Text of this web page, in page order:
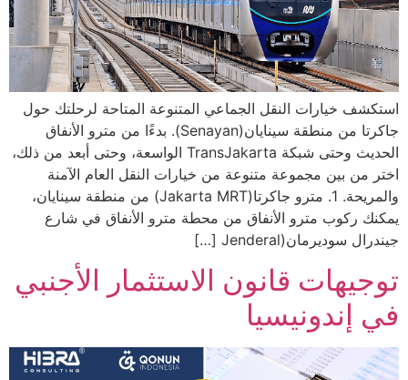
استكشف خيارات النقل الجماعي المتنوعة المتاحة لرحلتك حول
جاكرتا من منطقة سينايان(Senayan). بدءًا من مترو الأنفاق
الحديث وحتى شبكة TransJakarta الواسعة، وحتى أبعد من ذلك،
اختر من بين مجموعة متنوعة من خيارات النقل العام الآمنة
والمريحة. 1. مترو جاكرتا(Jakarta MRT) من منطقة سينايان،
يمكنك ركوب مترو الأنفاق من محطة مترو الأنفاق في شارع
جيندرال سوديرمان(Jenderal […]
توجيهات قانون الاستثمار الأجنبي
في إندونيسيا